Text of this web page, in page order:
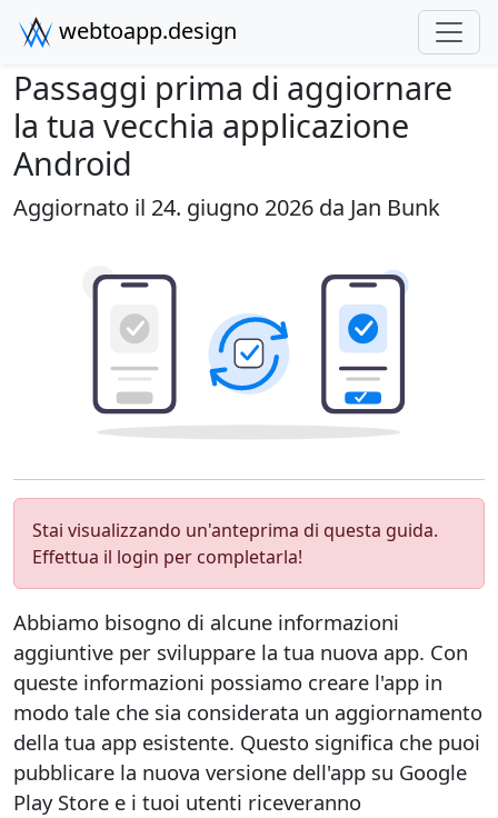
webtoapp.design
Passaggi prima di aggiornare
la tua vecchia applicazione
Android
Aggiornato il 24. giugno 2026 da Jan Bunk
Stai visualizzando un'anteprima di questa guida.
Effettua il login per completarla!
Abbiamo bisogno di alcune informazioni
aggiuntive per sviluppare la tua nuova app. Con
queste informazioni possiamo creare l'app in
modo tale che sia considerata un aggiornamento
della tua app esistente. Questo significa che puoi
pubblicare la nuova versione dell'app su Google
Play Store e i tuoi utenti riceveranno